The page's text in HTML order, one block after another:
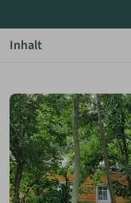
Inhalt
Details zur Unterkunft